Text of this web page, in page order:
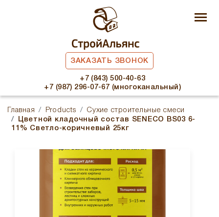
ЗАКАЗАТЬ ЗВОНОК
+7 (843) 500-40-63
+7 (987) 296-07-67 (многоканальный)
Главная Products
Сухие строительные смеси
Цветной кладочный состав SENECO BS03 6-
11% Светло-коричневый 25кг